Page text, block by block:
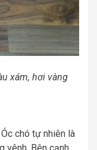
xám, hơi vàng
chó tự nhiên là
vênh. Bên cạnh